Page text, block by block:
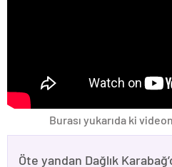
Burası yukarıda ki
Öte yandan Dağlık